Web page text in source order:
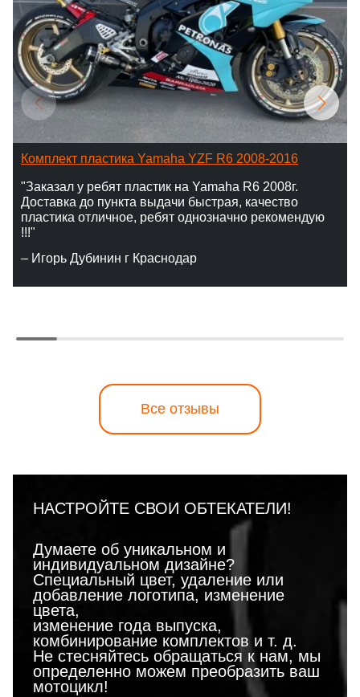
Комплект пластика Yamaha YZF R6 2008-2016
"Заказал у ребят пластик на Yamaha R6 2008г.
Доставка до пункта выдачи быстрая, качество
пластика отличное, ребят однозначно рекомендую
!!!"
– Игорь Дубинин г Краснодар
Все отзывы
НАСТРОЙТЕ СВОИ ОБТЕКАТЕЛИ!
Думаете об уникальном и
индивидуальном дизайне?
Специальный цвет, удаление или
добавление логотипа, изменение
цвета,
изменение года выпуска,
комбинирование комплектов и т. д.
Не стесняйтесь обращаться к нам, мы
определенно можем преобразить ваш
мотоцикл!